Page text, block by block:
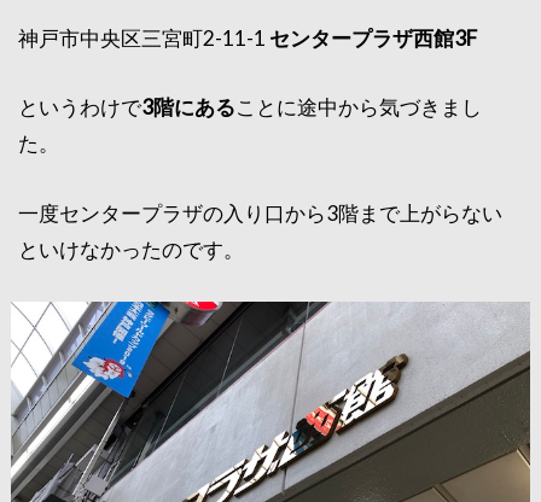
神戸市中央区三宮町2-11-1 センタープラザ西館3F
というわけで3階にあることに途中から気づきまし
た。
一度センタープラザの入り口から3階まで上がらない
といけなかったのです。